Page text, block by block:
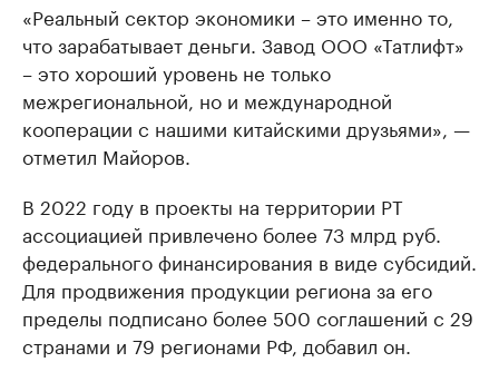
«Реальный сектор экономики – это именно то,
что зарабатывает деньги. Завод ООО «Татлифт»
– это хороший уровень не только
межрегиональной, но и международной
кооперации с нашими китайскими друзьями», —
отметил Майоров.
В 2022 году в проекты на территории РТ
ассоциацией привлечено более 73 млрд руб.
федерального финансирования в виде субсидий.
Для продвижения продукции региона за его
пределы подписано более 500 соглашений с 29
странами и 79 регионами РФ, добавил он.